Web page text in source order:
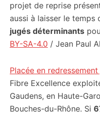
projet de reprise
aussi à laisser le temps
jugés déterminants
BY-SA-4.0 / Jean Paul
Placée en
Fibre Excellence
Gaudens, en Haute-
Bouches-du-Rhône. Si